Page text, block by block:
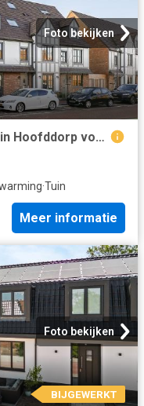
Foto bekijken
Huis te huur John Miltonlaan 37 in Hoofddorp voor € 2.800
·Tuin
Meer informatie
Foto bekijken
BIJGEWERKT